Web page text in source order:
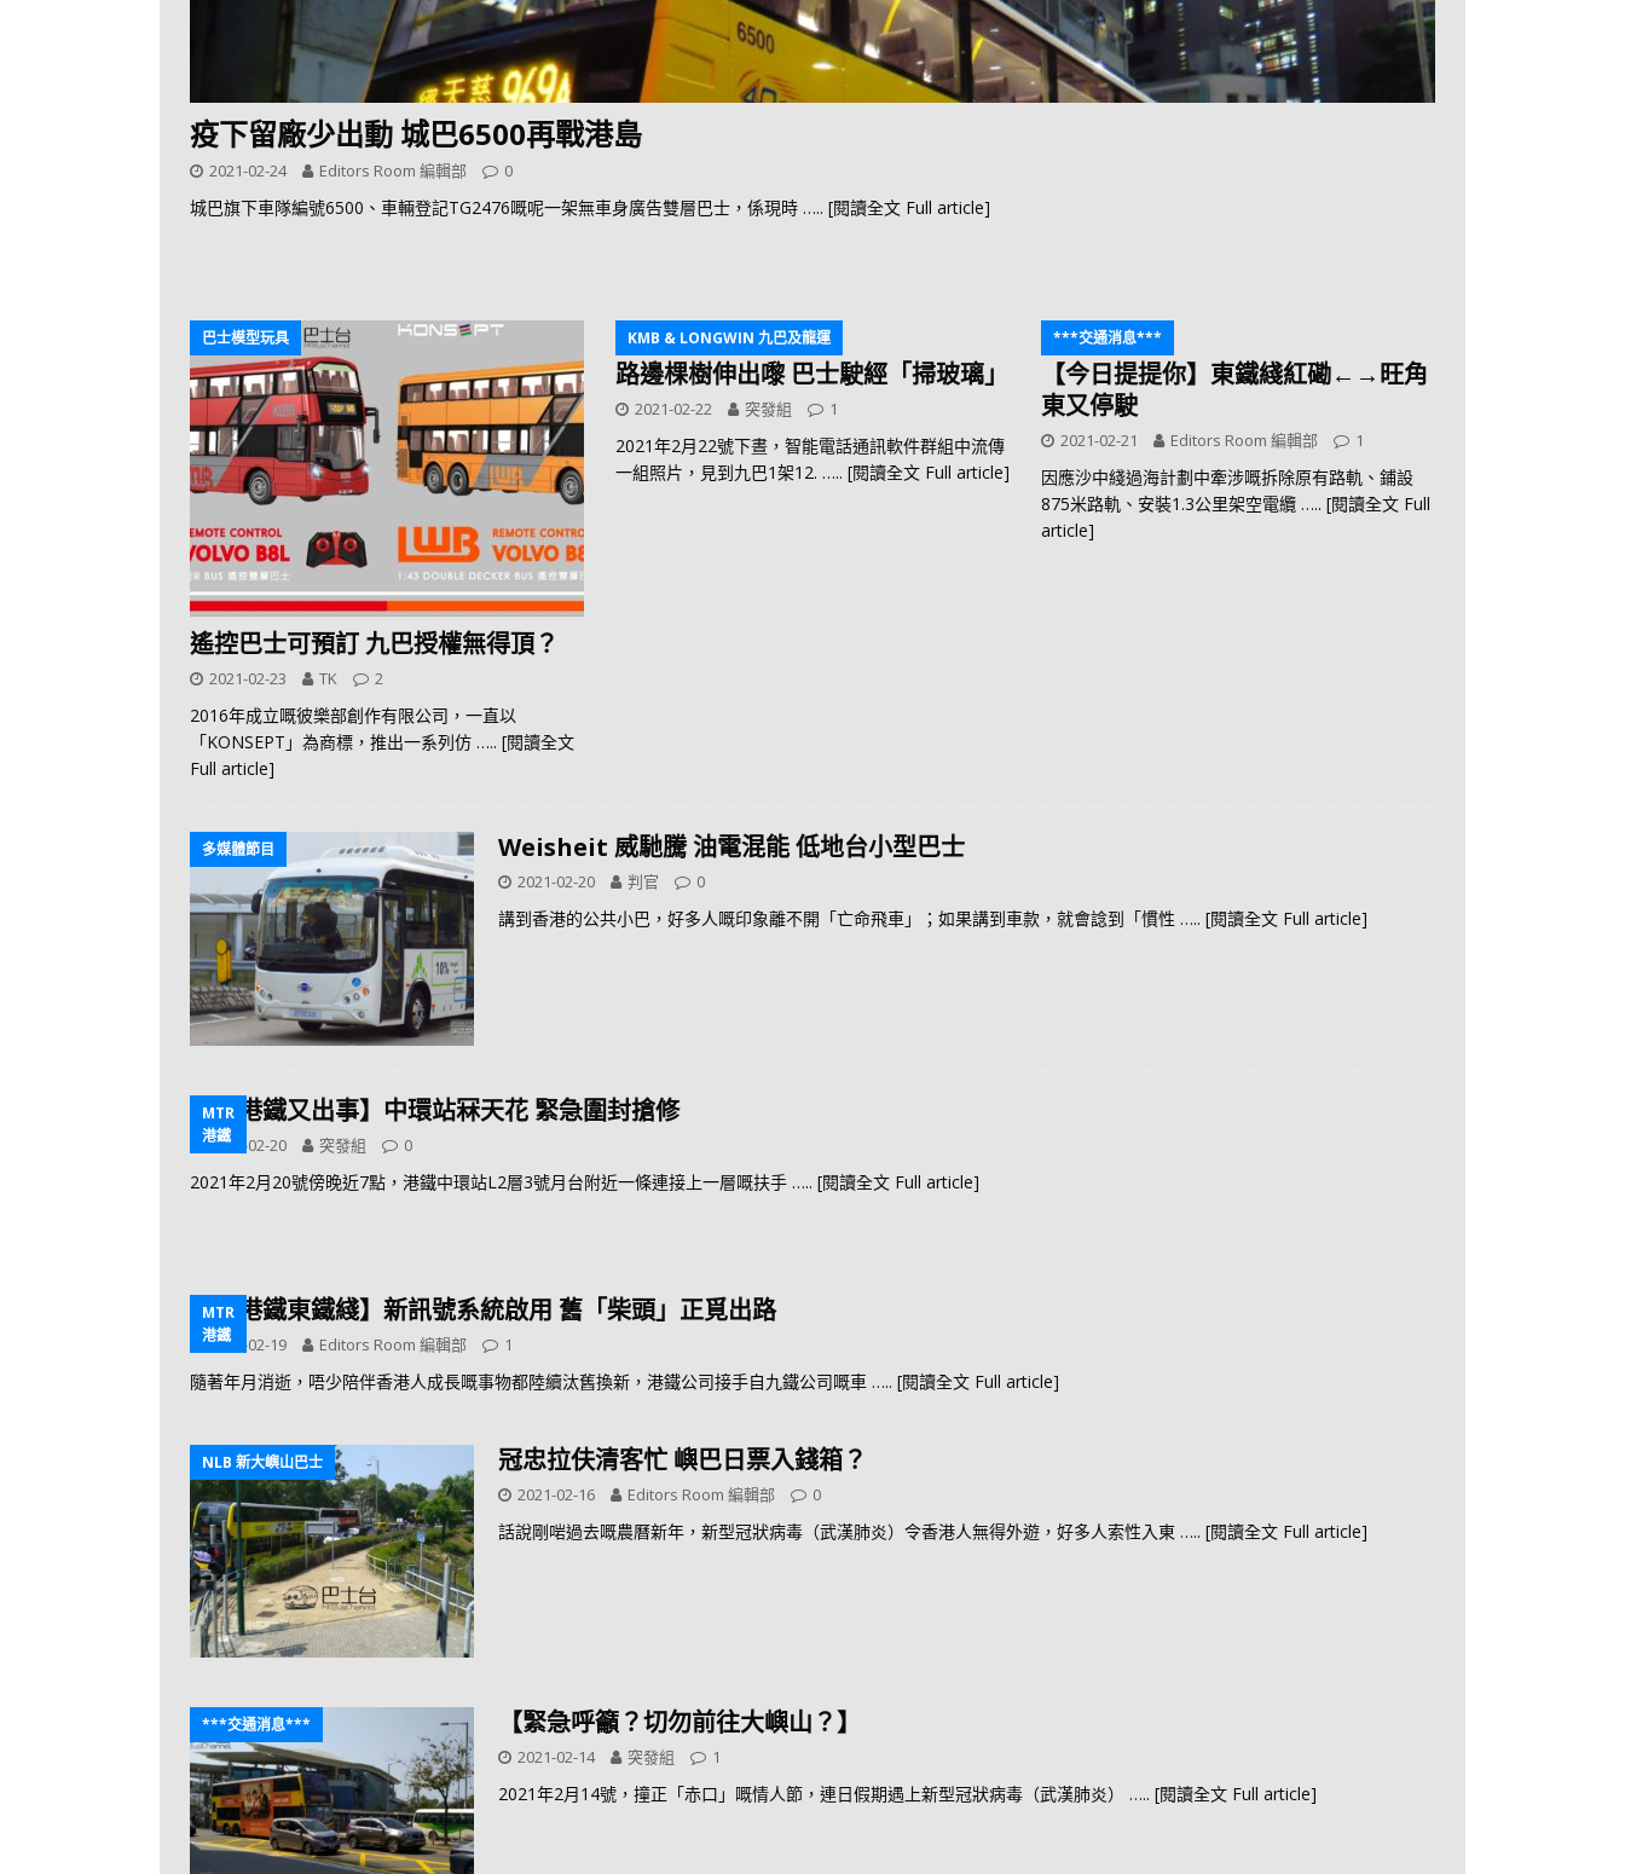
疫下留廠少出動 城巴6500再戰港島
2021-02-24 Editors Room 編輯部 0
城巴旗下車隊編號6500、車輛登記TG2476嘅呢一架無車身廣告雙層巴士，係現時 ….. [閱讀全文 Full article]
巴士模型玩具
遙控巴士可預訂 九巴授權無得頂？
2021-02-23 TK 2
2016年成立嘅彼樂部創作有限公司，一直以
「KONSEPT」為商標，推出一系列仿 ….. [閱讀全文
Full article]
KMB & LONGWIN 九巴及龍運
路邊棵樹伸出嚟 巴士駛經「掃玻璃」
2021-02-22 突發組 1
2021年2月22號下晝，智能電話通訊軟件群組中流傳
一組照片，見到九巴1架12. ….. [閱讀全文 Full article]
***交通消息***
【今日提提你】東鐵綫紅磡←→旺角
東又停駛
2021-02-21 Editors Room 編輯部 1
因應沙中綫過海計劃中牽涉嘅拆除原有路軌、鋪設
875米路軌、安裝1.3公里架空電纜 ….. [閱讀全文 Full
article]
多媒體節目 Weisheit 威馳騰 油電混能 低地台小型巴士
2021-02-20 判官 0
講到香港的公共小巴，好多人嘅印象離不開「亡命飛車」；如果講到車款，就會諗到「慣性 ….. [閱讀全文 Full article]
MTR
港鐵
【港鐵又出事】中環站冧天花 緊急圍封搶修
2021-02-20 突發組 0
2021年2月20號傍晚近7點，港鐵中環站L2層3號月台附近一條連接上一層嘅扶手 ….. [閱讀全文 Full article]
MTR
港鐵
【港鐵東鐵綫】新訊號系統啟用 舊「柴頭」正覓出路
2021-02-19 Editors Room 編輯部 1
隨著年月消逝，唔少陪伴香港人成長嘅事物都陸續汰舊換新，港鐵公司接手自九鐵公司嘅車 ….. [閱讀全文 Full article]
NLB 新大嶼山巴士 冠忠拉伕清客忙 嶼巴日票入錢箱？
2021-02-16 Editors Room 編輯部 0
話說剛啱過去嘅農曆新年，新型冠狀病毒（武漢肺炎）令香港人無得外遊，好多人索性入東 ….. [閱讀全文 Full article]
***交通消息*** 【緊急呼籲？切勿前往大嶼山？】
2021-02-14 突發組 1
2021年2月14號，撞正「赤口」嘅情人節，連日假期遇上新型冠狀病毒（武漢肺炎） ….. [閱讀全文 Full article]